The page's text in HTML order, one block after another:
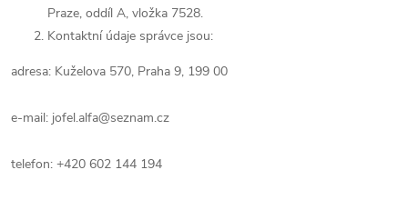
Praze, oddíl A, vložka 7528.
Kontaktní údaje správce jsou:
adresa: Kuželova 570, Praha 9, 199 00
e-mail: jofel.alfa@seznam.cz
telefon: +420 602 144 194